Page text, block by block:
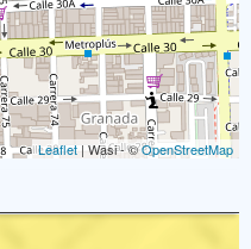
Leaflet| Wasi - ©OpenStreetMap